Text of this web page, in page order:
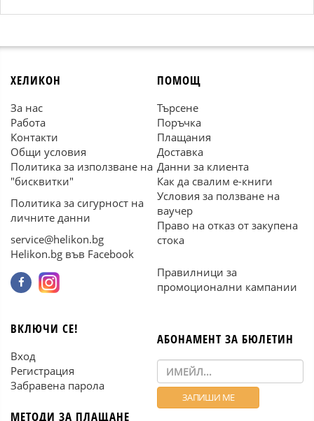
ХЕЛИКОН
За нас
Работа
Контакти
Общи условия
Политика за използване на
"бисквитки"
Политика за сигурност на
личните данни
service@helikon.bg
Helikon.bg във Facebook
ПОМОЩ
Търсене
Поръчка
Плащания
Доставка
Данни за клиента
Как да свалим е-книги
Условия за ползване на
ваучер
Право на отказ от закупена
стока
Правилници за
промоционални кампании
ВКЛЮЧИ СЕ!
Вход
Регистрация
Забравена парола
МЕТОДИ ЗА ПЛАЩАНЕ
АБОНАМЕНТ ЗА БЮЛЕТИН